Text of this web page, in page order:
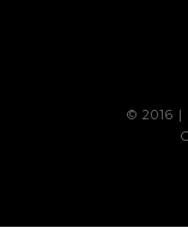
© 2016 |